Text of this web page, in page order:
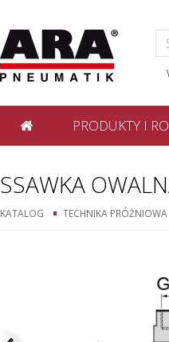
PRODUKTY I
SSAWKA
KATALOG TECHNIKA PRÓŻNIOWA